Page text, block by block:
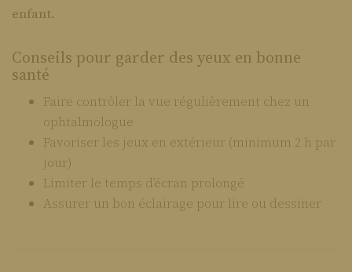
enfant.
Conseils pour garder des yeux en bonne
santé
Faire contrôler la vue régulièrement chez un
ophtalmologue
Favoriser les jeux en extérieur (minimum 2 h par
jour)
Limiter le temps d’écran prolongé
Assurer un bon éclairage pour lire ou dessiner